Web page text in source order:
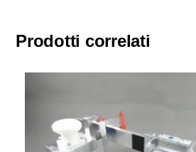
Prodotti correlati